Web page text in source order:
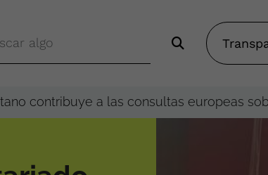
contribuye a las consultas europeas